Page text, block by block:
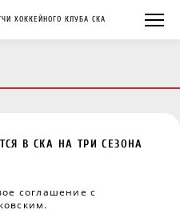
ХОККЕЙНОГО КЛУБА СКА
В СКА НА ТРИ СЕЗОНА
соглашение с